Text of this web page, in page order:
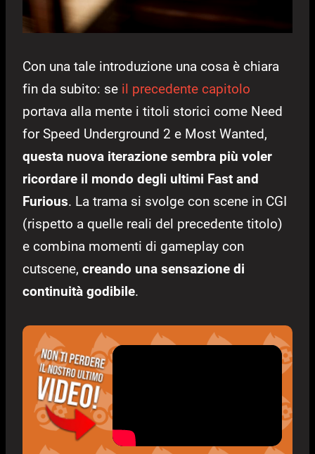
Con una tale introduzione una cosa è chiara
fin da subito: se il precedente capitolo
portava alla mente i titoli storici come Need
for Speed Underground 2 e Most Wanted,
questa nuova iterazione sembra più voler
ricordare il mondo degli ultimi Fast and
Furious. La trama si svolge con scene in CGI
(rispetto a quelle reali del precedente titolo)
e combina momenti di gameplay con
cutscene, creando una sensazione di
continuità godibile.